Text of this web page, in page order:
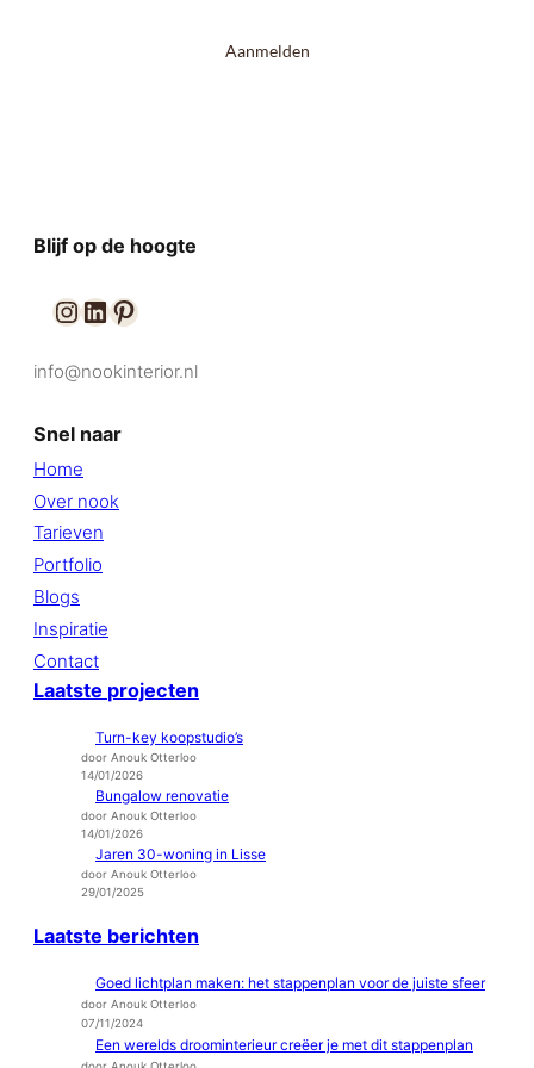
Aanmelden
Blijf op de hoogte
info@nookinterior.nl
Snel naar
Home
Over nook
Tarieven
Portfolio
Blogs
Inspiratie
Contact
Laatste projecten
Turn-key koopstudio’s
door Anouk Otterloo
14/01/2026
Bungalow renovatie
door Anouk Otterloo
14/01/2026
Jaren 30-woning in Lisse
door Anouk Otterloo
29/01/2025
Laatste berichten
Goed lichtplan maken: het stappenplan voor de juiste sfeer
door Anouk Otterloo
07/11/2024
Een werelds droominterieur creëer je met dit stappenplan